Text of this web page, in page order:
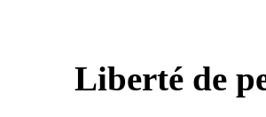
Liberté de